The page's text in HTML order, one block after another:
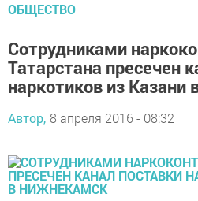
ОБЩЕСТВО
Сотрудниками
Татарстана пресечен
наркотиков из
Автор, 8 апреля 2016 - 08:32